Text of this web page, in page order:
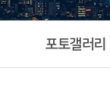
포토갤러리